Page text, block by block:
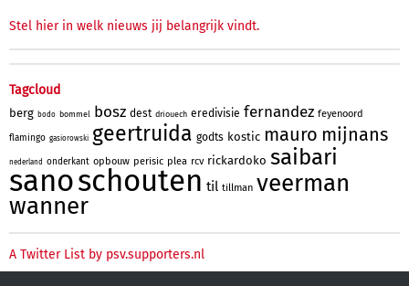
Stel hier in welk nieuws jij belangrijk vindt.
Tagcloud
berg bodo bommel bosz dest driouech eredivisie fernandez feyenoord
flamingo gasiorowski geertruida godts kostic mauro mijnans
nederland onderkant opbouw perisic plea rcv rickardoko saibari
sanoschouten til tillman veerman
wanner
A Twitter List by psv.supporters.nl